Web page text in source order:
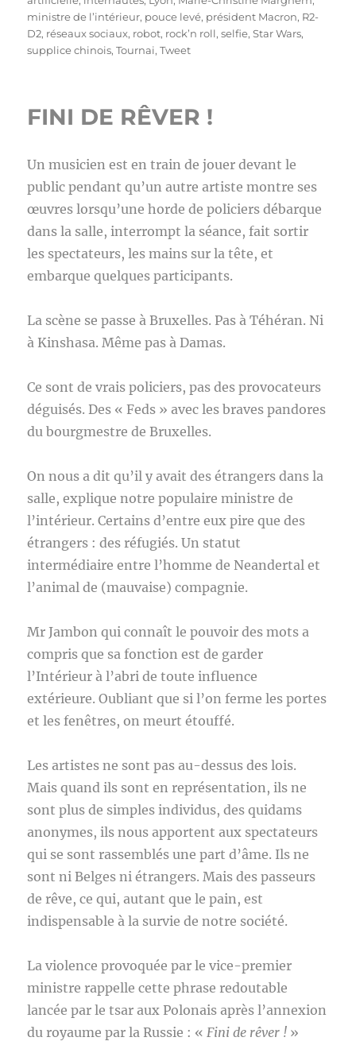
ministre de l’intérieur, pouce levé, président Macron, R2-
D2, réseaux sociaux, robot, rock’n roll,selfie,Star Wars,
supplice chinois,Tournai,Tweet
FINI DE RÊVER !
Un musicien est en train de jouer devant le
public pendant qu’un autre artiste montre ses
œuvres lorsqu’une horde de policiers débarque
dans la salle, interrompt la séance, fait sortir
les spectateurs, les mains sur la tête, et
embarque quelques participants.
La scène se passe à Bruxelles. Pas à Téhéran. Ni
à Kinshasa. Même pas à Damas.
Ce sont de vrais policiers, pas des provocateurs
déguisés. Des « Feds » avec les braves pandores
du bourgmestre de Bruxelles.
On nous a dit qu’il y avait des étrangers dans la
salle, explique notre populaire ministre de
l’intérieur. Certains d’entre eux pire que des
étrangers : des réfugiés. Un statut
intermédiaire entre l’homme de Neandertal et
l’animal de (mauvaise) compagnie.
Mr Jambon qui connaît le pouvoir des mots a
compris que sa fonction est de garder
l’Intérieur à l’abri de toute influence
extérieure. Oubliant que si l’on ferme les portes
et les fenêtres, on meurt étouffé.
Les artistes ne sont pas au-dessus des lois.
Mais quand ils sont en représentation, ils ne
sont plus de simples individus, des quidams
anonymes, ils nous apportent aux spectateurs
qui se sont rassemblés une part d’âme. Ils ne
sont ni Belges ni étrangers. Mais des passeurs
de rêve, ce qui, autant que le pain, est
indispensable à la survie de notre société.
La violence provoquée par le vice-premier
ministre rappelle cette phrase redoutable
lancée par le tsar aux Polonais après l’annexion
du royaume par la Russie : «Fini de rêver ! »